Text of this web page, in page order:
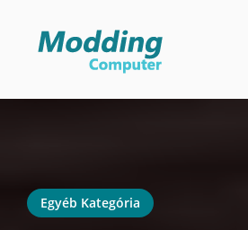
Egyéb Kategória